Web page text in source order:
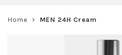
Home MEN 24H Cream